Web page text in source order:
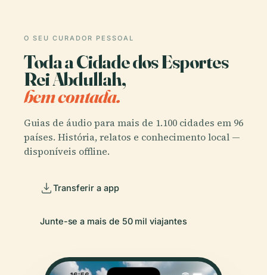
O SEU CURADOR PESSOAL
Toda a Cidade dos Esportes
Rei Abdullah,
bem contada.
Guias de áudio para mais de 1.100 cidades em 96
países. História, relatos e conhecimento local —
disponíveis offline.
Transferir a app
Junte-se a mais de 50 mil viajantes